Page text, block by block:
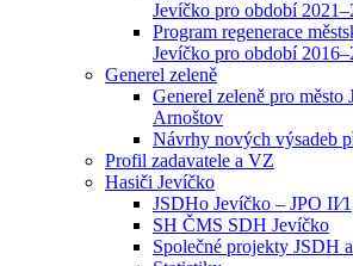
Jevíčko pro období
Program regenerace
Jevíčko pro období
Generel zeleně
Generel zeleně pro město
Arnoštov
Návrhy nových výsadeb
Profil zadavatele a VZ
Hasiči Jevíčko
JSDHo Jevíčko – JPO II⁄1
SH ČMS SDH Jevíčko
Společné projekty JSDH